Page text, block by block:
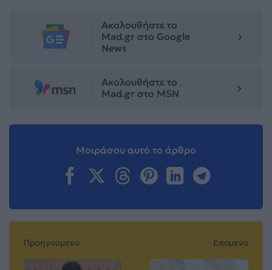
Ακολουθήστε το
Mad.gr στο Google
News
Ακολουθήστε το
Mad.gr στο MSN
Μοιράσου αυτό το άρθρο
Προηγούμενο Επόμενο